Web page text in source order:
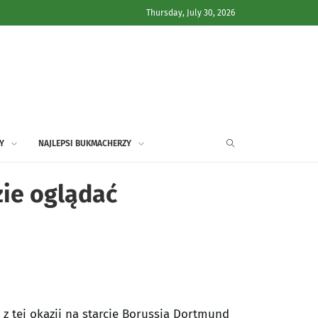
Thursday, July 30, 2026
NAJLEPSI BUKMACHERZY
oglądać
tej okazji na starcie Borussia Dortmund